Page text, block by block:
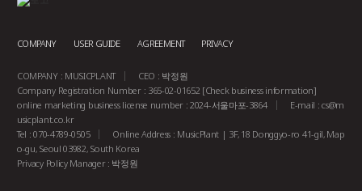
COMPANY USER GUIDE AGREEMENT PRIVACY
COMPANY : MUSICPLANT
CEO : 박정원
Company Registration Number : 365-02-01652 [Check business information]
online marketing business license number : 2024-서울마포-3864
E-mail :cs@m
usicplant.co.kr
Tel : 070-4789-0505
Online Address : MusicPlant | 3F, 18 Donggyo-ro 41-gil, Map
o-gu, Seoul 03982, South Korea
Privacy Policy Manager : 박정원